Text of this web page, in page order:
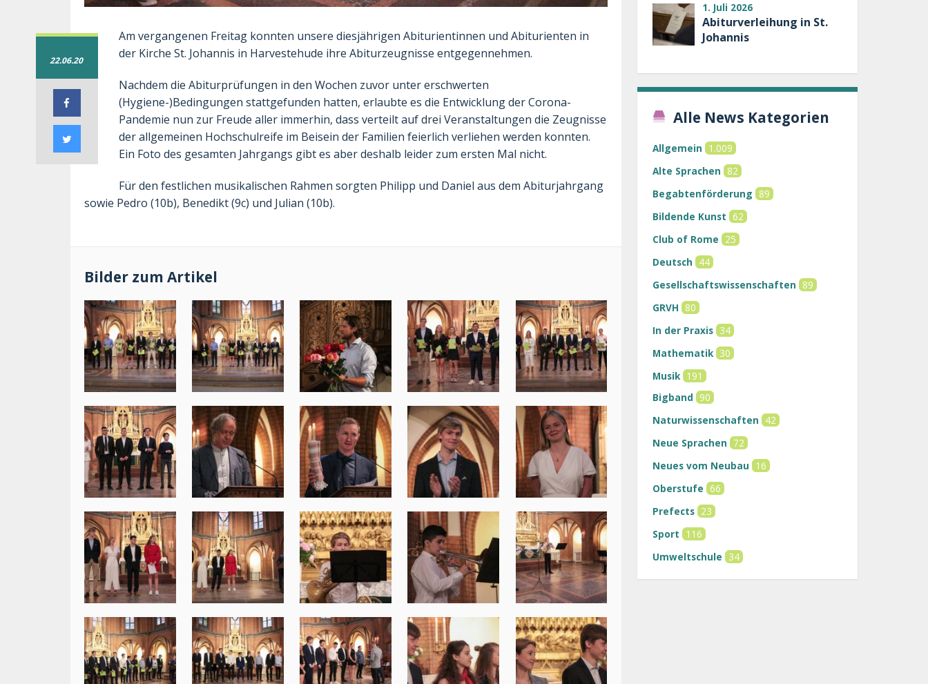
22.06.20
Am vergangenen Freitag konnten unsere diesjährigen Abiturientinnen und Abiturienten in
der Kirche St. Johannis in Harvestehude ihre Abiturzeugnisse entgegennehmen.
Nachdem die Abiturprüfungen in den Wochen zuvor unter erschwerten
(Hygiene-)Bedingungen stattgefunden hatten, erlaubte es die Entwicklung der Corona-
Pandemie nun zur Freude aller immerhin, dass verteilt auf drei Veranstaltungen die Zeugnisse
der allgemeinen Hochschulreife im Beisein der Familien feierlich verliehen werden konnten.
Ein Foto des gesamten Jahrgangs gibt es aber deshalb leider zum ersten Mal nicht.
Für den festlichen musikalischen Rahmen sorgten Philipp und Daniel aus dem Abiturjahrgang
sowie Pedro (10b), Benedikt (9c) und Julian (10b).
Bilder zum Artikel
1. Juli 2026
Abiturverleihung in St.
Johannis
Alle News Kategorien
Allgemein 1.009
Alte Sprachen 82
Begabtenförderung 89
Bildende Kunst 62
Club of Rome 25
Deutsch 44
Gesellschaftswissenschaften 89
GRVH 80
In der Praxis 34
Mathematik 30
Musik 191
Bigband 90
Naturwissenschaften 42
Neue Sprachen 72
Neues vom Neubau 16
Oberstufe 66
Prefects 23
Sport 116
Umweltschule 34